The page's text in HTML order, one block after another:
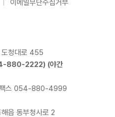
이메일무단수집거부
청대로 455
880-2222) (야간
스 054-880-4999
읍 동부청사로 2